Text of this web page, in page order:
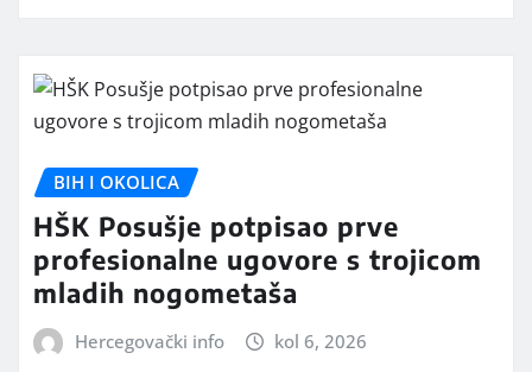
BIH I OKOLICA
HŠK Posušje potpisao prve
profesionalne ugovore s trojicom
mladih nogometaša
Hercegovački info kol 6, 2026